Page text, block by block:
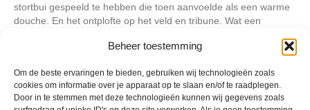
Beheer toestemming
Om de beste ervaringen te bieden, gebruiken wij technologieën zoals
cookies om informatie over je apparaat op te slaan en/of te raadplegen.
Door in te stemmen met deze technologieën kunnen wij gegevens zoals
stortbui gespeeld te hebben die toen aanvoelde als een warme
douche. En het ontplofte op het veld en tribune. Wat een
Jorden, Dylan en Justin bedankt voor jullie inzet en gezelligheid.
groepsapp zodat hij er ook een beetje bij was. Ook bedankt aan
alle ouders die geholpen hebben om onze toppers te motiveren
en aan te moedigen.